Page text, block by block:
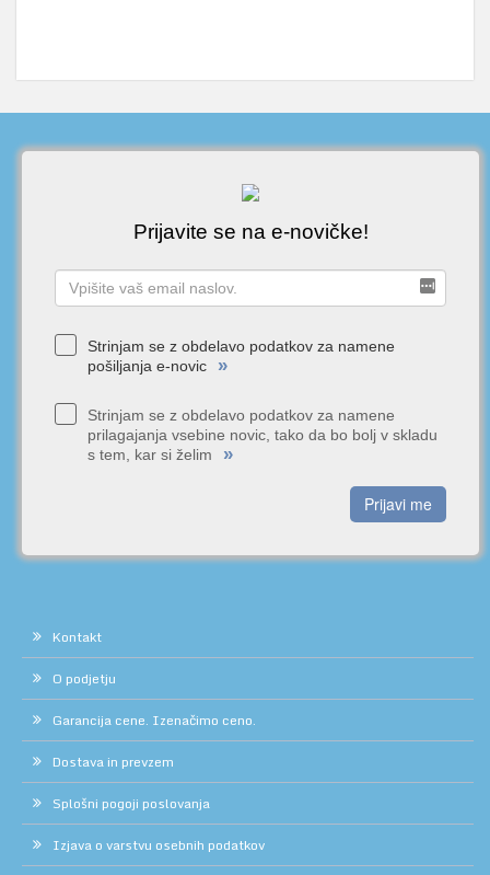
Prijavite se na e-novičke!
Strinjam se z obdelavo podatkov za namene
pošiljanja e-novic
»
Strinjam se z obdelavo podatkov za namene
prilagajanja vsebine novic, tako da bo bolj v skladu
s tem, kar si želim
»
Prijavi me
Kontakt
O podjetju
Garancija cene. Izenačimo ceno.
Dostava in prevzem
Splošni pogoji poslovanja
Izjava o varstvu osebnih podatkov